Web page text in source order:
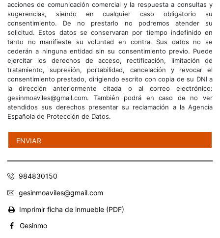
acciones de comunicación comercial y la respuesta a consultas y
sugerencias, siendo en cualquier caso obligatorio su
consentimiento. De no prestarlo no podremos atender su
solicitud. Estos datos se conservaran por tiempo indefinido en
tanto no manifieste su voluntad en contra. Sus datos no se
cederán a ninguna entidad sin su consentimiento previo. Puede
ejercitar los derechos de acceso, rectificación, limitación de
tratamiento, supresión, portabilidad, cancelación y revocar el
consentimiento prestado, dirigiendo escrito con copia de su DNI a
la dirección anteriormente citada o al correo electrónico:
gesinmoaviles@gmail.com. También podrá en caso de no ver
atendidos sus derechos presentar su reclamación a la Agencia
Española de Protección de Datos.
984830150
gesinmoaviles@gmail.com
Imprimir ficha de inmueble (PDF)
Gesinmo